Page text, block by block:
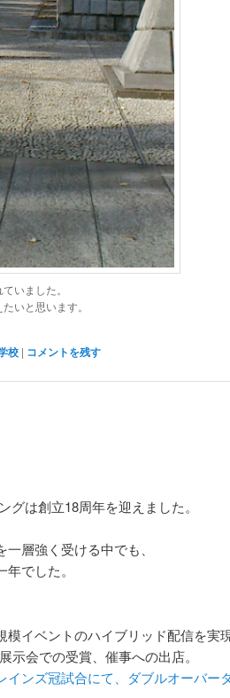
いました。
いと思います。
校 | コメントを残す
は創立18周年を迎えました。
層強く受ける中でも、
でした。
イベントのハイブリッド配信を実現
示会での受賞、催事への出店。
インズ冠試合にて、ダブルオーバー